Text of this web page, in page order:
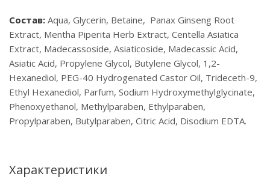
Состав: Aqua, Glycerin, Betaine, Panax Ginseng Root
Extract, Mentha Piperita Herb Extract, Centella Asiatica
Extract, Madecassoside, Asiaticoside, Madecassic Acid,
Asiatic Acid, Propylene Glycol, Butylene Glycol, 1,2-
Hexanediol, PEG-40 Hydrogenated Castor Oil, Trideceth-9,
Ethyl Hexanediol, Parfum, Sodium Hydroxymethylglycinate,
Phenoxyethanol, Methylparaben, Ethylparaben,
Propylparaben, Butylparaben, Citric Acid, Disodium EDTA.
Характеристики